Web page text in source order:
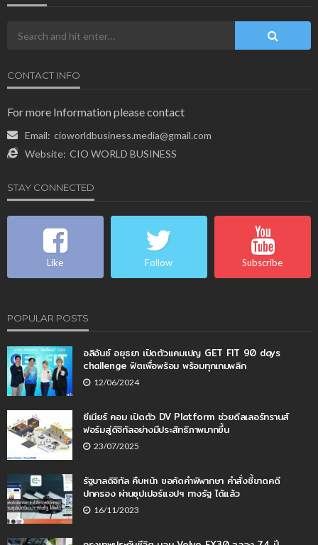
CONTACT INFO
For more Information please contact
Email: cioworldbusiness.media@gmail.com
Website: CIO WORLD BUSINESS
STAY CONNECTED
Like Follow Subscribe
POPULAR POSTS
อลิอันซ์ อยุธยา เปิดตัวแคมเปญ GET FIT 90 days
challenge ฟิตเพื่อพร้อม พร้อมทุกเกมพลิก
12/06/2024
ซีเนียร์ คอม เปิดตัว DV Platform ช่วยดีลเลอร์ทรานส์
ฟอร์มสู่ดิจิทัลอย่างมีประสิทธิภาพมากขึ้น
23/07/2025
รัฐบาลดิจิทัล คืบหน้า ขอคัดคำพิพากษา คำสั่งชี้ขาดคดี
ปกครอง ผ่านซุปเปอร์แอปฯ ทางรัฐ ได้แล้ว
16/11/2023